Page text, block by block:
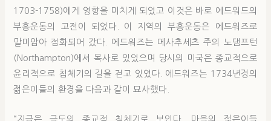
1703-1758)에게 영향을 미치게 되었고 이것은 바로 에드워드의
부흥운동의 고전이 되었다. 이 지역의 부흥운동은 에드워즈로
말미암아 점화되어 갔다. 에드워즈는 메사추세츠 주의 노댐프턴
(Northampton)에서 목사로 있었으며 당시의 미국은 종교적으로
윤리적으로 침체기의 길을 걷고 있었다. 에드워즈는 1734년경의
젊은이들의 환경을 다음과 같이 묘사했다.
“지금은 극도의 종교적 침체기로 보인다. 마을의 젊은이들